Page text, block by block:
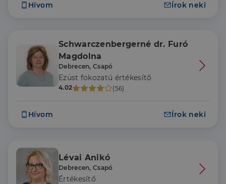
Hívom Írok neki
Schwarczenbergerné dr. Furó
Magdolna
Debrecen, Csapó
Ezüst fokozatú értékesítő
4.02 (56)
Hívom Írok neki
Lévai Anikó
Debrecen, Csapó
Értékesítő